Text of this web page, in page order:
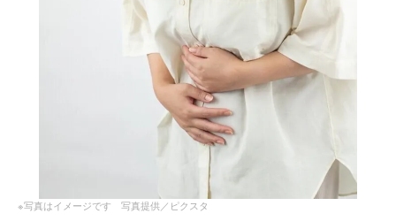
※写真はイメージです 写真提供／ピクスタ